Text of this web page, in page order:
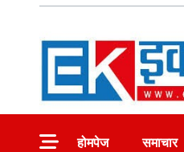
होमपेज
समाचार